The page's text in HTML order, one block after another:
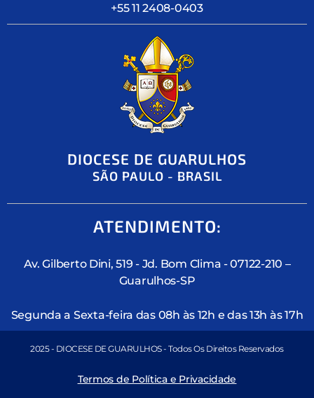
+55 11 2408-0403
DIOCESE DE GUARULHOS
SÃO PAULO - BRASIL
ATENDIMENTO:
Av. Gilberto Dini, 519 - Jd. Bom Clima - 07122-210 –
Guarulhos-SP
Segunda a Sexta-feira das 08h às 12h e das 13h às 17h
2025 - DIOCESE DE GUARULHOS - Todos Os Direitos Reservados
Termos de Política e Privacidade